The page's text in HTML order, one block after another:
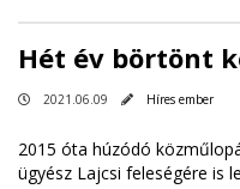
Hét év börtönt
2021.06.09 Híres ember
2015 óta húzódó
ügyész Lajcsi feleségére is